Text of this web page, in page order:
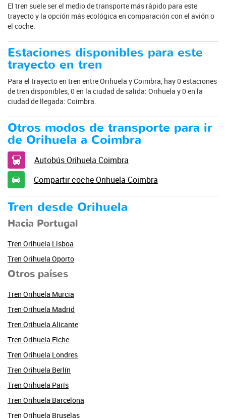
El tren suele ser el medio de transporte más rápido para este
trayecto y la opción más ecológica en comparación con el avión o
el coche.
Estaciones disponibles para este
trayecto en tren
Para el trayecto en tren entre Orihuela y Coimbra, hay 0 estaciones
de tren disponibles, 0 en la ciudad de salida: Orihuela y 0 en la
ciudad de llegada: Coimbra.
Otros modos de transporte para ir
de Orihuela a Coimbra
Autobús Orihuela Coimbra
Compartir coche Orihuela Coimbra
Tren desde Orihuela
Hacia Portugal
Tren Orihuela Lisboa
Tren Orihuela Oporto
Otros países
Tren Orihuela Murcia
Tren Orihuela Madrid
Tren Orihuela Alicante
Tren Orihuela Elche
Tren Orihuela Londres
Tren Orihuela Berlín
Tren Orihuela París
Tren Orihuela Barcelona
Tren Orihuela Bruselas